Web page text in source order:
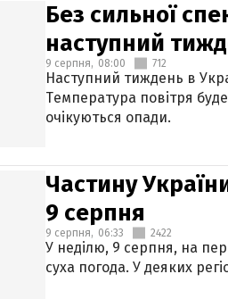
Без сильної
наступний
9 серпня, 08:00 712
Наступний тиждень в
Температура повітря
очікуються опади.
Частину
9 серпня
9 серпня, 06:33 2422
У неділю, 9 серпня, на
суха погода. У деяких